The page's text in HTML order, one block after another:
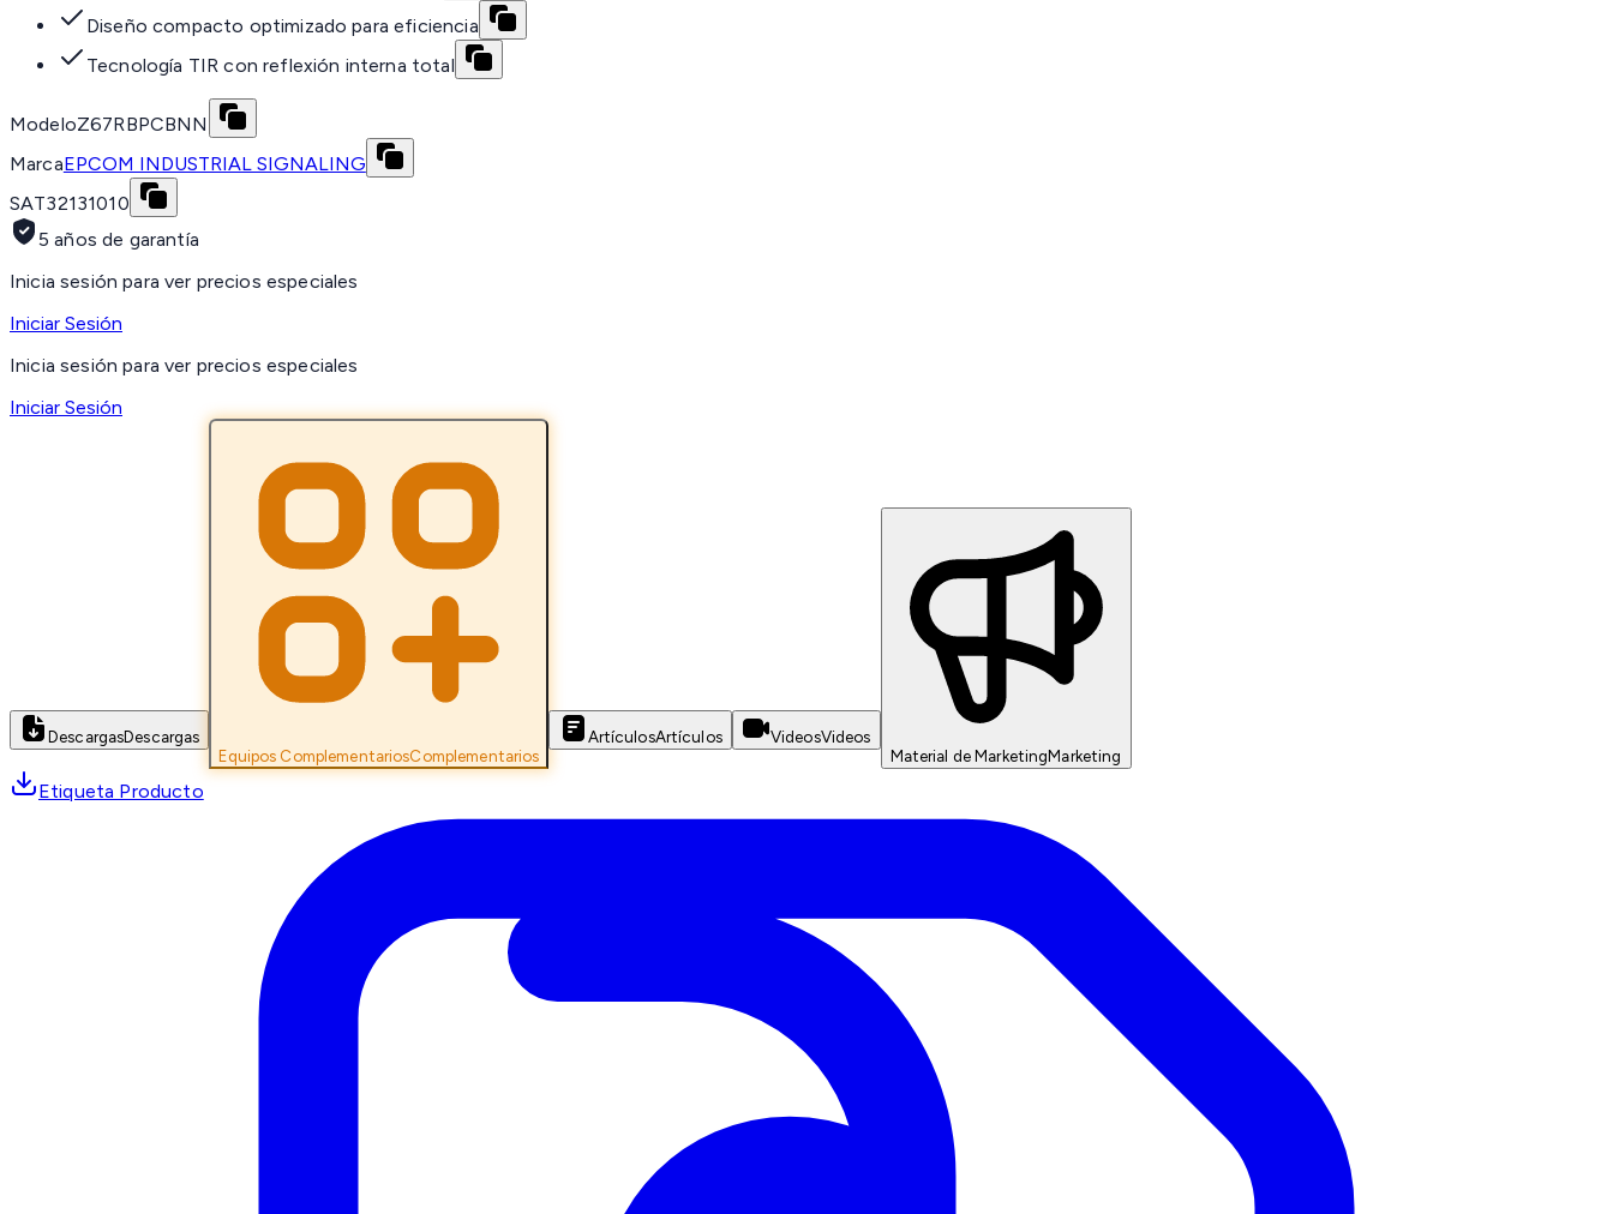
Diseño compacto optimizado para eficiencia
Tecnología TIR con reflexión interna total
ModeloZ67RBPCBNN
MarcaEPCOM INDUSTRIAL SIGNALING
SAT32131010
5 años de garantía
Inicia sesión para ver precios especiales
Iniciar Sesión
Inicia sesión para ver precios especiales
Iniciar Sesión
DescargasDescargas
Equipos ComplementariosComplementarios
ArtículosArtículos VideosVideos
Material de MarketingMarketing
Etiqueta Producto